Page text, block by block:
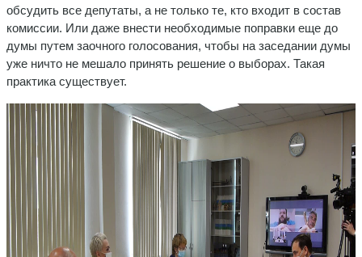
обсудить все депутаты, а не только те, кто входит в состав
комиссии. Или даже внести необходимые поправки еще до
думы путем заочного голосования, чтобы на заседании думы
уже ничто не мешало принять решение о выборах. Такая
практика существует.